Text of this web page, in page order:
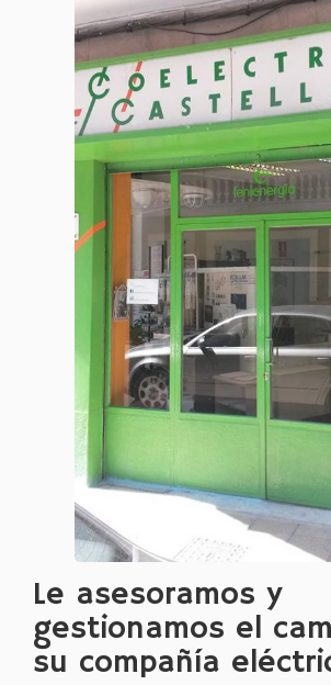
Le asesoramos y
gestionamos el
su compañía